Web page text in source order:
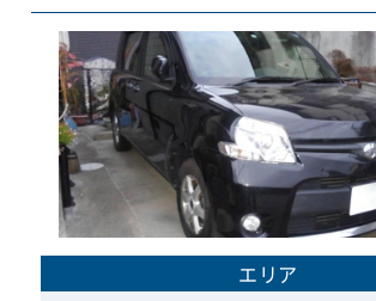
エリア